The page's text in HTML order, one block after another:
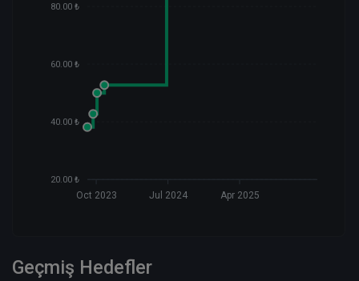
80.00 ₺
60.00 ₺
40.00 ₺
20.00 ₺
Oct 2023 Jul 2024 Apr 2025
Geçmiş Hedefler